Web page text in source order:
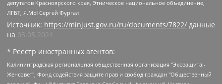
депутатов Красноярского края, Этническое национальное объединение,
ЛГБТ, Я.МЫ Сергей Фургал
Источник: https://minjust.gov.ru/ru/documents/7822/ данные
на 03.05.2024
* Реестр иностранных агентов:
Калининградская региональная общественная организация "Экозащита!-Женсовет", Фонд содействия защите прав и свобод граждан "Общественный вердикт", Фонд "Институт Развития Свободы Информации", Частное учреждение "Информационное агентство МЕМО. РУ", Региональная общественная организация "Общественная комиссия по сохранению наследия академика Сахарова", Фонд поддержки свободы прессы, Санкт-Петербургская общественная правозащитная организация "Гражданский контроль", Межрегиональная общественная организация "Информационно-просветительский центр "Мемориал", Региональный Фонд "Центр Защиты Прав Средств Массовой Информации", с 05.12.2023 Фонд "Центр Защиты Прав Средств массовой информации", Региональная общественная благотворительная организация помощи беженцам и мигрантам "Гражданское содействие", Негосударственное образовательное учреждение дополнительного профессионального образования (повышение квалификации) специалистов "АКАДЕМИЯ ПО ПРАВАМ ЧЕЛОВЕКА", Свердловская региональная общественная организация "Сутяжник", Автономная некоммерческая организация "Центр независимых социологических исследований", Союз общественных объединений "Российский исследовательский центр по правам человека", Региональное общественное учреждение научно-информационный центр "МЕМОРИАЛ", Некоммерческая организация "Фонд защиты гласности", Автономная некоммерческая организация "Институт прав человека", Городская общественная организация "Екатеринбургское общество "МЕМОРИАЛ", Городская общественная организация "Рязанское историко-просветительское и правозащитное общество "Мемориал" (Рязанский Мемориал), Челябинский региональный орган общественной самодеятельности – женское общественное объединение "Женщины Евразии", Челябинский региональный орган общественной самодеятельности "Уральская правозащитная группа", Фонд содействия защите здоровья и социальной справедливости имени Андрея Рылькова, Автономная Некоммерческая Организация "Аналитический Центр Юрия Левады", Автономная некоммерческая организация социальной поддержки населения "Проект Апрель", Региональная общественная организация помощи женщинам и детям, находящимся в кризисной ситуации "Информационно-методический центр "Анна", Фонд содействия развитию массовых коммуникаций и правовому просвещению "Так-так-Так", Фонд содействия устойчивому развитию "Серебряная тайга", Свердловский региональный общественный фонд социальных проектов "Новое время", "Idel.Реалии", Кавказ.Реалии, Крым.Реалии, Телеканал Настоящее Время, Татаро-башкирская служба Радио Свобода (Azatliq Radiosi), Радио Свободная Европа/Радио Свобода (PCE/PC), "Сибирь.Реалии", "Фактограф", Благотворительный фонд помощи осужденным и их семьям, Автономная некоммерческая организация "Институт глобализации и социальных движений", Фонд "В защиту прав заключенных", Частное учреждение "Центр поддержки и содействия развитию средств массовой информации", Пензенский региональный общественный благотворительный фонд "Гражданский союз", "Север.Реалии", Некоммерческая организация Фонд "Правовая инициатива", Общество с ограниченной ответственностью "Радио Свободная Европа/Радио Свобода", Чешское информационное агентство "MEDIUM-ORIENT", Красноярская региональная общественная организация "Мы против СПИДа", Камалягин Денис Николаевич, Маркелов Сергей Евгеньевич, Пономарев Лев Александрович, Савицкая Людмила Алексеевна, Автономная некоммерческая организация "Центр по работе с проблемой насилия "НАСИЛИЮ.НЕТ", Межрегиональный профессиональный союз работников здравоохранения "Альянс врачей", Юридическое лицо, зарегистрированное в Латвийской Республике, SIA "Medusa Project" (регистрационный номер 40103797863, дата регистрации 10.06.2014), Некоммерческая организация "Фонд по борьбе с коррупцией", Автономная некоммерческая организация "Институт права и публичной политики", Баданин Роман Сергеевич, Гликин Максим Александрович, Железнова Мария Михайловна, Лукьянова Юлия Сергеевна, Маетная Елизавета Витальевна, Маняхин Петр Борисович, Чуракова Ольга Владимировна, Ярош Юлия Петровна, Юридическое лицо "The Insider SIA", зарегистрированное в Риге, Латвийская Республика (дата регистрации 26.06.2015), являющееся администратором доменного имени интернет-издания "The Insider SIA", https://theins.ru, Постернак Алексей Евгеньевич, Рубин Михаил Аркадьевич, Анин Роман Александрович, Юридическое лицо Istories fonds, зарегистрированное в Латвийской Республике (регистрационный номер 50008295751, дата регистрации 24.02.2020), Великовский Дмитрий Александрович, Долинина Ирина Николаевна, Мароховская Алеся Алексеевна, Шлейнов Роман Юрьевич, Шмагун Олеся Валентиновна, Общество с ограниченной ответственностью "Альтаир 2021", Общество с ограниченной ответственностью "Вега 2021", Общество с ограниченной ответственностью "Главный редактор 2021", Общество с ограниченной ответственностью "Ромашки монолит", Важенков Артем Валерьевич, Ивановская областная общественная организация "Центр гендерных исследований", Гурман Юрий Альбертович, Медиапроект "ОВД-Инфо", Егоров Владимир Владимирович, Жилинский Владимир Александрович, Общество с ограниченной ответственностью "ЗП", Иванова София Юрьевна, Карезина Инна Павловна, Кильтау Екатерина Викторовна, Петров Алексей Викторович, Пискунов Сергей Евгеньевич, Смирнов Сергей Сергеевич, Тихонов Михаил Сергеевич, Общество с ограниченной ответственностью "ЖУРНАЛИСТ-ИНОСТРАННЫЙ АГЕНТ", Арапова Галина Юрьевна, Вольтская Татьяна Анатольевна, Американская компания "Mason G.E.S. Anonymous Foundation" (США), являющаяся владельцем интернет-издания https://mnews.world/, Компания "Stichting Bellingcat", зарегистрированная в Нидерландах (дата регистрации 11.07.2018), Захаров Андрей Вячеславович, Клепиковская Екатерина Дмитриевна, Общество с ограниченной ответственностью "МЕМО", Перл Роман Александрович, Симонов Евгений Алексеевич, Соловьева Елена Анатольевна, Сотников Даниил Владимирович, Сурначева Елизавета Дмитриевна, Автономная некоммерческая организация по защите прав человека и информированию населения "Якутия – Наше Мнение", Общество с ограниченной ответственностью "Москоу диджитал медиа", с 26.01.2023 Общество с ограниченной ответственностью "Чайка Белые сады", Ветошкина Валерия Валерьевна, Заговора Максим Александрович, Межрегиональное общественное движение "Российская ЛГБТ - сеть", Оленичев Максим Владимирович, Павлов Иван Юрьевич, Скворцова Елена Сергеевна, Общество с ограниченной ответственностью "Как бы инагент", Кочетков Игорь Викторович, Общество с ограниченной ответственностью "Честные выборы", Еланчик Олег Александрович, Общество с ограниченной ответственностью "Нобелевский призыв", Гималова Регина Эмилевна, Григорьев Андрей Валерьевич, Григорьева Алина Александровна, Ассоциация по содействию защите прав призывников, альтернативнослужащих и военнослужащих "Правозащитная группа "Гражданин.Армия.Право", Хисамова Регина Фаритовна, Автономная некоммерческая организация по реализации социально-правовых программ "Лилит", Дальневосточное общественное движение "Маяк", Санкт-Петербургская ЛГБТ-инициативная группа "Выход", Инициативная группа ЛГБТ+ "Реверс", Алексеев Андрей Викторович, Бекбулатова Таисия Львовна, Беляев Иван Михайлович, Владыкина Елена Сергеевна, Гельман Марат Александрович, Никульшина Вероника Юрьевна, Толоконникова Надежда Андреевна, Шендерович Виктор Анатольевич, Общество с ограниченной ответственностью "Данное сообщение", Общество с ограниченной ответственностью Издательский дом "Новая глава", Айнбиндер Александра Александровна, Московский комьюнити-центр для ЛГБТ+инициатив, Благотворительный фонд развития филантропии, Deutsche Welle (Германия, Kurt-Schumacher-Strasse 3, 53113 Bonn), Борзунова Мария Михайловна, Воробьев Виктор Викторович, Голубева Анна Львовна, Константинова Алла Михайловна, Малкова Ирина Владимировна, Мурадов Мурад Абдулгалимович, Осетинская Елизавета Николаевна, Понасенков Евгений Николаевич, Ганапольский Матвей Юрьевич, Киселев Евгений Алексеевич, Борухович Ирина Григорьевна, Дремин Иван Тимофеевич, Дубровский Дмитрий Викторович, Красноярская региональная общественная организация поддержки и развития альтернативных образовательных технологий и межкультурных коммуникаций "ИНТЕРРА", Маяковская Екатерина Алексеевна, Фейгин Марк Захарович, Филимонов Андрей Викторович, Дзугкоева Регина Николаевна, Доброхотов Роман Александрович, Дудь Юрий Александрович, Елкин Сергей Владимирович, Кругликов Кирилл Игоревич, Сабунаева Мария Леонидовна, Семенов Алексей Владимирович, Шаинян Карен Багратович, Шульман Екатерина Михайловна, Асафьев Артур Валерьевич, Вахштайн Виктор Семенович, Венедиктов Алексей Алексеевич, Лушникова Екатерина Евгеньевна, Волков Леонид Михайлович, Невзоров Александр Глебович, Пархоменко Сергей Борисович, Сироткин Ярослав Николаевич, Кара-Мурза Владимир Владимирович, Баранова Наталья Владимировна, Гозман Леонид Яковлевич, Кагарлицкий Борис Юльевич, Климарев Михаил Валерьевич, Милов Владимир Станиславович, Автономная некоммерческая организация Краснодарский центр современного искусства "Типография", Моргенштерн Алишер Тагирович, Соболь Любовь Эдуардовна, Общество с ограниченной ответственностью "ЛИЗА НОРМ", Каспаров Гарри Кимович, Ходорковский Михаил Борисович, Общество с ограниченной ответственностью "Апрельские тезисы", Данилович Ирина Брониславовна, Кашин Олег Владимирович, Петров Николай Владимирович, Пивоваров Алексей Владимирович, Соколов Михаил Владимирович, Цветкова Юлия Владимировна, Чичваркин Евгений Александрович, Комитет против пыток/Команда против пыток, Общество с ограниченной ответственностью "Первый научный", Общество с ограниченной ответственностью "Вертолет и ко", Белоцерковская Вероника Борисовна, Кац Максим Евгеньевич, Лазарева Татьяна Юрьевна, Шаведдинов Руслан Табризович, Яшин Илья Валерьевич, Общество с ограниченной ответственностью "Иноагент ААВ", Алешковский Дмитрий Петрович, Альбац Евгения Марковна, Быков Дмитрий Львович, Галямина Юлия Евгеньевна, Лойко Сергей Леонидович, Мартынов Кирилл Константинович, Медведев Сергей Александрович, Крашенинников Федор Геннадиевич, Гордеева Катерина Вл